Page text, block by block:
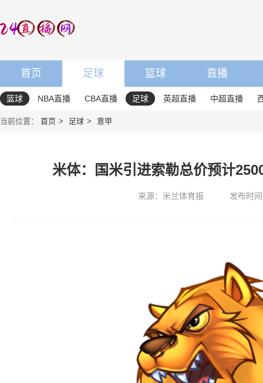
首页 足球 篮球 直播
篮球 NBA直播 CBA直播 足球 英超直播 中超直播
当前位置： 首页 足球 意甲
米体：国米引进索勒总价预计
来源：米兰体育报 发布时